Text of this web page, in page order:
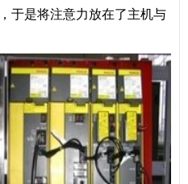
于是将注意力放在了主机与